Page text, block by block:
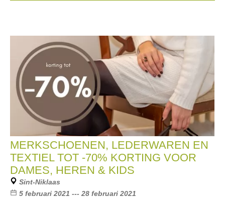
MERKSCHOENEN, LEDERWAREN EN
TEXTIEL TOT -70% KORTING VOOR
DAMES, HEREN & KIDS
Sint-Niklaas
5 februari 2021 --- 28 februari 2021